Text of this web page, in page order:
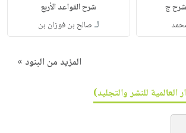
شرح ج شرح القواعد الأربع
لـ صالح بن فوزان بن
المزيد من البنود »
العالمية للنشر والتجليد)